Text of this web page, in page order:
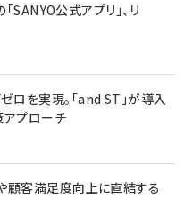
公式アプリ」、リ
を実現。「and ST」が導入
プローチ
顧客満足度向上に直結する